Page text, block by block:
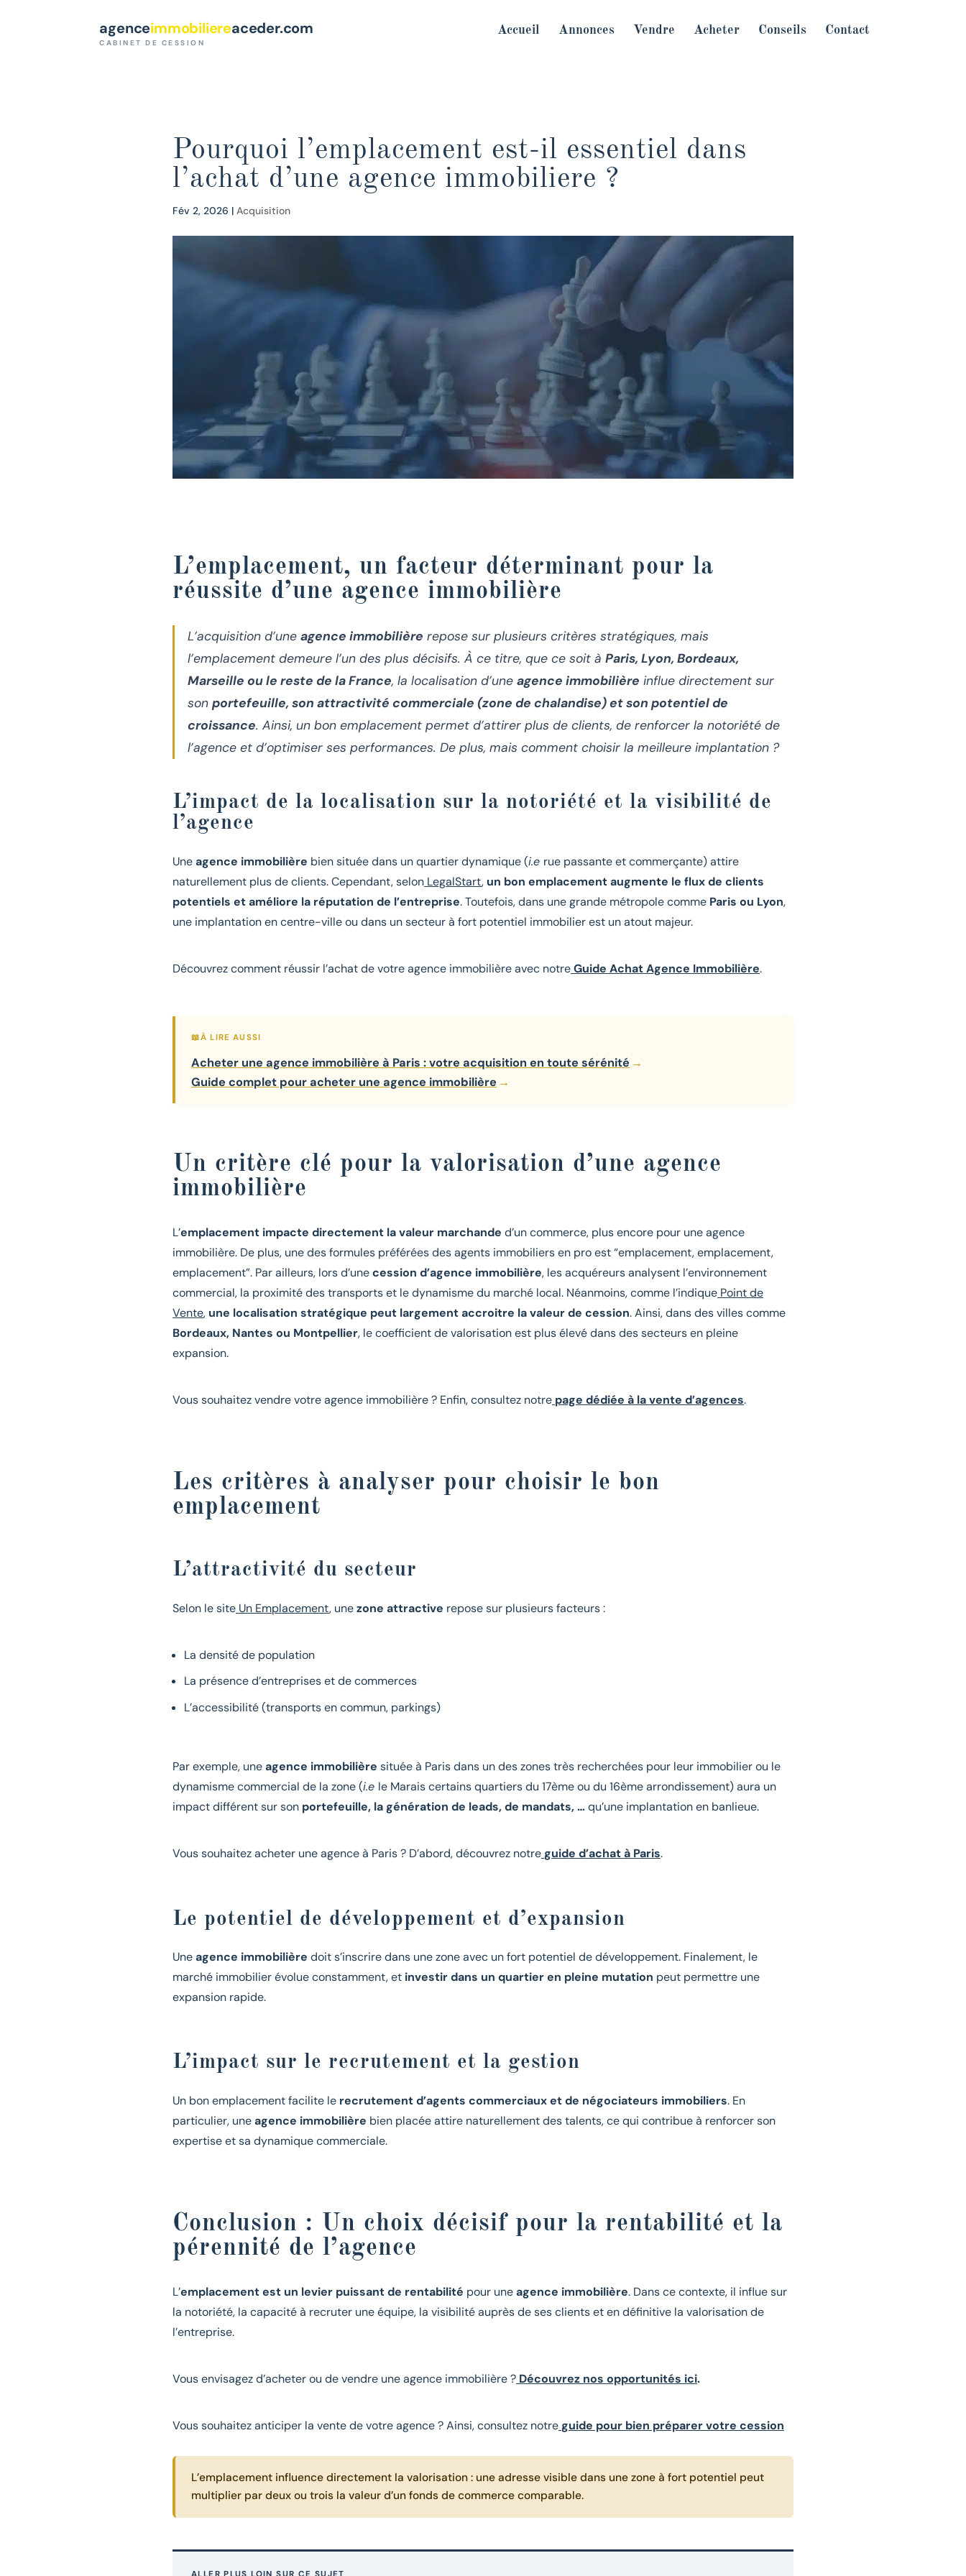
agenceimmobiliereaceder.com
CABINET DE CESSION
Accueil Annonces Vendre Acheter Conseils Contact
Pourquoi l’emplacement est-il essentiel dans
l’achat d’une agence immobiliere ?
Fév 2, 2026 | Acquisition
L’emplacement, un facteur déterminant pour la
réussite d’une agence immobilière
L’acquisition d’une agence immobilière repose sur plusieurs critères stratégiques, mais
l’emplacement demeure l’un des plus décisifs. À ce titre, que ce soit à Paris, Lyon, Bordeaux,
Marseille ou le reste de la France, la localisation d’une agence immobilière influe directement sur
son portefeuille, son attractivité commerciale (zone de chalandise) et son potentiel de
croissance. Ainsi, un bon emplacement permet d’attirer plus de clients, de renforcer la notoriété de
l’agence et d’optimiser ses performances. De plus, mais comment choisir la meilleure implantation ?
L’impact de la localisation sur la notoriété et la visibilité de
l’agence
Uneagence immobilière bien située dans un quartier dynamique (i.e rue passante et commerçante) attire
naturellement plus de clients. Cependant, selon LegalStart, un bon emplacement augmente le flux de clients
potentiels et améliore la réputation de l’entreprise. Toutefois, dans une grande métropole comme Paris ou Lyon,
une implantation en centre-ville ou dans un secteur à fort potentiel immobilier est un atout majeur.
Découvrez comment réussir l’achat de votre agence immobilière avec notreGuide Achat Agence Immobilière.
Acheter une agence immobilière à Paris : votre acquisition en toute sérénité
Guide complet pour acheter une agence immobilière
Un critère clé pour la valorisation d’une agence
immobilière
L’emplacement impacte directement la valeur marchande d’un commerce, plus encore pour une agence
immobilière. De plus, une des formules préférées des agents immobiliers en pro est “emplacement, emplacement,
emplacement”. Par ailleurs, lors d’unecession d’agence immobilière, les acquéreurs analysent l’environnement
commercial, la proximité des transports et le dynamisme du marché local. Néanmoins, comme l’indique Point de
Vente, une localisation stratégique peut largement accroitre la valeur de cession. Ainsi, dans des villes comme
Bordeaux, Nantes ou Montpellier, le coefficient de valorisation est plus élevé dans des secteurs en pleine
expansion.
Vous souhaitez vendre votre agence immobilière ? Enfin, consultez notre page dédiée à la vente d’agences.
Les critères à analyser pour choisir le bon
emplacement
L’attractivité du secteur
Selon le site Un Emplacement, unezone attractive repose sur plusieurs facteurs :
La densité de population
La présence d’entreprises et de commerces
L’accessibilité (transports en commun, parkings)
Par exemple, uneagence immobilière située à Paris dans un des zones très recherchées pour leur immobilier ou le
dynamisme commercial de la zone (i.e le Marais certains quartiers du 17ème ou du 16ème arrondissement) aura un
impact différent sur son portefeuille, la génération de leads, de mandats, …qu’une implantation en banlieue.
Vous souhaitez acheter une agence à Paris ? D’abord, découvrez notreguide d’achat à Paris.
Le potentiel de développement et d’expansion
Uneagence immobilière doit s’inscrire dans une zone avec un fort potentiel de développement. Finalement, le
marché immobilier évolue constamment, et investir dans un quartier en pleine mutation peut permettre une
expansion rapide.
L’impact sur le recrutement et la gestion
Un bon emplacement facilite le recrutement d’agents commerciaux et de négociateurs immobiliers. En
particulier, uneagence immobilière bien placée attire naturellement des talents, ce qui contribue à renforcer son
expertise et sa dynamique commerciale.
Conclusion : Un choix décisif pour la rentabilité et la
pérennité de l’agence
L’emplacement est un levier puissant de rentabilité pour uneagence immobilière. Dans ce contexte, il influe sur
la notoriété, la capacité à recruter une équipe, la visibilité auprès de ses clients et en définitive la valorisation de
l’entreprise.
Vous envisagez d’acheter ou de vendre une agence immobilière ? Découvrez nos opportunités ici.
Vous souhaitez anticiper la vente de votre agence ? Ainsi, consultez notreguide pour bien préparer votre cession
L’emplacement influence directement la valorisation : une adresse visible dans une zone à fort potentiel peut
multiplier par deux ou trois la valeur d’un fonds de commerce comparable.